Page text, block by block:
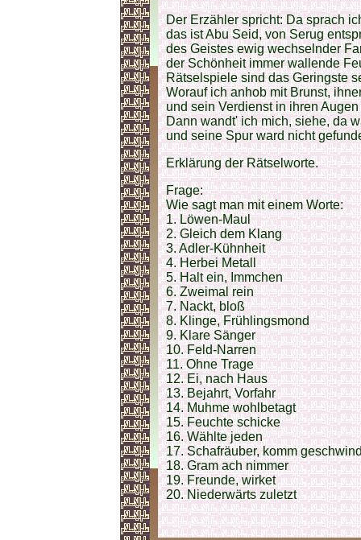
Der Erzähler spricht: Da sprach
das ist Abu Seid, von Serug
des Geistes ewig wechselnder
der Schönheit immer wallende
Rätselspiele sind das Geringste
Worauf ich anhob mit Brunst,
und sein Verdienst in ihren
Dann wandt' ich mich, siehe, da
und seine Spur ward nicht
Erklärung der Rätselworte.
Frage:
Wie sagt man mit einem Worte:
1. Löwen-Maul
2. Gleich dem Klang
3. Adler-Kühnheit
4. Herbei Metall
5. Halt ein, Immchen
6. Zweimal rein
7. Nackt, bloß
8. Klinge, Frühlingsmond
9. Klare Sänger
10. Feld-Narren
11. Ohne Trage
12. Ei, nach Haus
13. Bejahrt, Vorfahr
14. Muhme wohlbetagt
15. Feuchte schicke
16. Wählte jeden
17. Schafräuber, komm
18. Gram ach nimmer
19. Freunde, wirket
20. Niederwärts zuletzt